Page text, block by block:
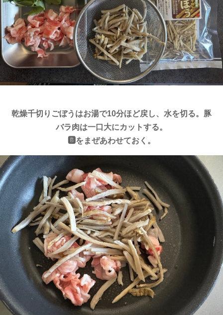
乾燥千切りごぼうはお湯で10分ほど戻し、水を切る。豚
バラ肉は一口大にカットする。
🅱️をまぜあわせておく。